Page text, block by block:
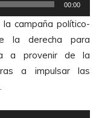
00:00
campaña político-
la derecha para
a provenir de la
a impulsar las